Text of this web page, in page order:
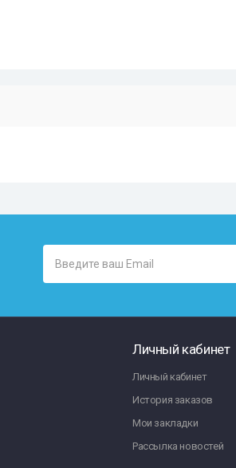
Личный кабинет
Личный кабинет
История заказов
Мои закладки
Рассылка новостей